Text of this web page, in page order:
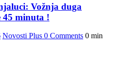
Vožnja duga
minuta !
Novosti Plus 0 Comments 0 min